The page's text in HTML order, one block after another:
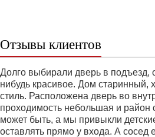
Отзывы клиентов
Долго выбирали дверь в подъезд,
нибудь красивое. Дом старинный,
стиль. Расположена дверь во
проходимость небольшая и район
может быть, а мы привыкли
оставлять прямо у входа. А сосед